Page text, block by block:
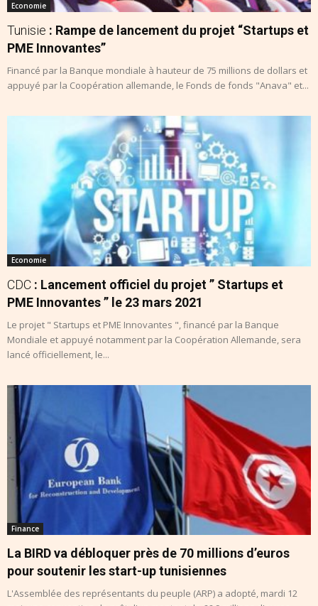
Economie
Tunisie : Rampe de lancement du projet “Startups et
PME Innovantes”
Financé par la Banque mondiale à hauteur de 75 millions de dollars et
appuyé par la Coopération allemande, le Fonds de fonds "Anava" et...
Economie
CDC : Lancement officiel du projet ” Startups et
PME Innovantes ” le 23 mars 2021
Le projet " Startups et PME Innovantes ", financé par la Banque
Mondiale et appuyé notamment par la Coopération Allemande, sera
lancé officiellement, le...
Finance
La BIRD va débloquer près de 70 millions d’euros
pour soutenir les start-up tunisiennes
L'Assemblée des représentants du peuple (ARP) a adopté, mardi 12